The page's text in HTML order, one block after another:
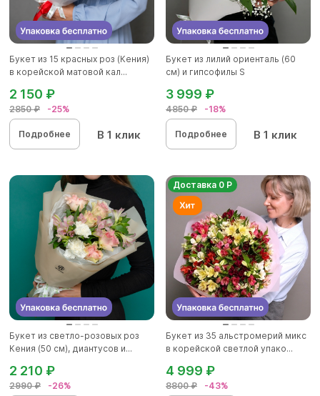
Букет из 15 красных роз (Кения)
в корейской матовой кал...
2850 ₽ -25%
2 150 ₽
Подробнее В 1 клик
Букет из лилий ориенталь (60
см) и гипсофилы S
4850 ₽ -18%
3 999 ₽
Подробнее В 1 клик
Букет из светло-розовых роз
Кения (50 см), диантусов и...
2990 ₽ -26%
2 210 ₽
Доставка 0 Р
Букет из 35 альстромерий микс
в корейской светлой упако...
8800 ₽ -43%
4 999 ₽